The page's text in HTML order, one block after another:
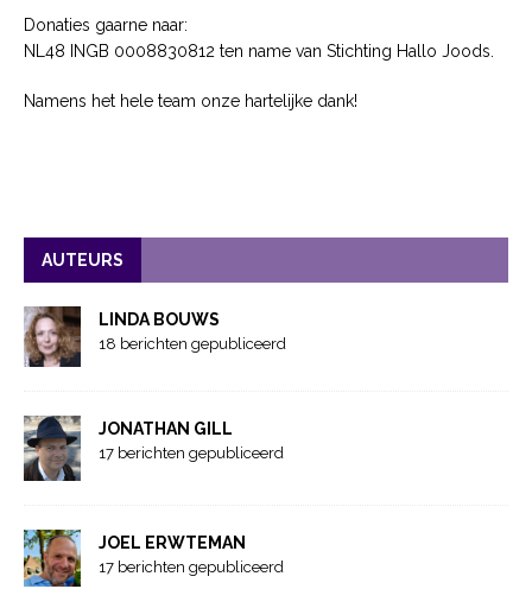
Donaties gaarne naar:
NL48 INGB 0008830812 ten name van Stichting Hallo Joods.
Namens het hele team onze hartelijke dank!
AUTEURS
LINDA BOUWS
18 berichten gepubliceerd
JONATHAN GILL
17 berichten gepubliceerd
JOEL ERWTEMAN
17 berichten gepubliceerd